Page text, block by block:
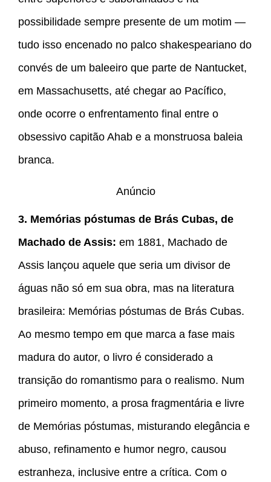
possibilidade sempre presente de um motim ―
tudo isso encenado no palco shakespeariano do
convés de um baleeiro que parte de Nantucket,
em Massachusetts, até chegar ao Pacífico,
onde ocorre o enfrentamento final entre o
obsessivo capitão Ahab e a monstruosa baleia
branca.
Anúncio
3. Memórias póstumas de Brás Cubas, de
Machado de Assis: em 1881, Machado de
Assis lançou aquele que seria um divisor de
águas não só em sua obra, mas na literatura
brasileira: Memórias póstumas de Brás Cubas.
Ao mesmo tempo em que marca a fase mais
madura do autor, o livro é considerado a
transição do romantismo para o realismo. Num
primeiro momento, a prosa fragmentária e livre
de Memórias póstumas, misturando elegância e
abuso, refinamento e humor negro, causou
estranheza, inclusive entre a crítica. Com o